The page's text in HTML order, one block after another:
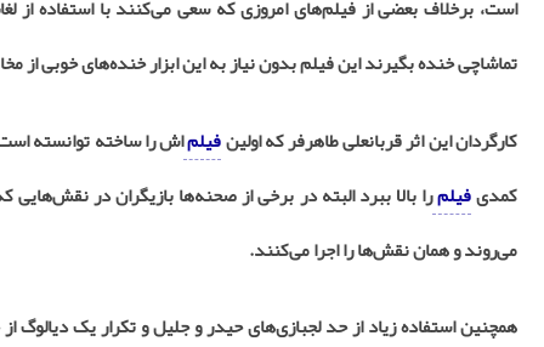
است، برخلاف بعضی از فیلم‌های امروزی که سعی می‌کنند با استفاده
تماشاچی خنده بگیرند این فیلم بدون نیاز به این ابزار خنده‌های خوبی از
کارگردان این اثر قربانعلی طاهرفر که اولینفیلم‌اش را ساخته توانسته
کمدیفیلمرا بالا ببرد البته در برخی از صحنه‌ها بازیگران در
می‌روند و همان نقش‌ها را اجرا می‌کنند.
همچنین استفاده زیاد از حد لجبازی‌های حیدر و جلیل و تکرار یک